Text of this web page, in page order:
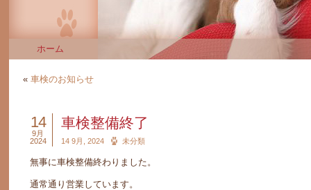
ホーム
« 車検のお知らせ
車検整備終了
14
9月
2024
14 9月, 2024 未分類
無事に車検整備終わりました。
通常通り営業しています。